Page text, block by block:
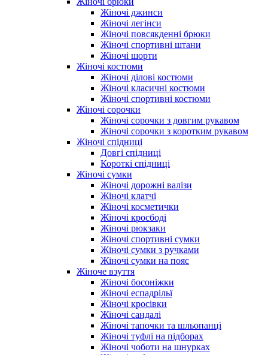
Жіночі джинси
Жіночі легінси
Жіночі повсякденні брюки
Жіночі спортивні штани
Жіночі шорти
Жіночі костюми
Жіночі ділові костюми
Жіночі класичні костюми
Жіночі спортивні костюми
Жіночі сорочки
Жіночі сорочки з довгим рукавом
Жіночі сорочки з коротким рукавом
Жіночі спідниці
Довгі спідниці
Короткі спідниці
Жіночі сумки
Жіночі дорожні валізи
Жіночі клатчі
Жіночі косметички
Жіночі кросбоді
Жіночі рюкзаки
Жіночі спортивні сумки
Жіночі сумки з ручками
Жіночі сумки на пояс
Жіноче взуття
Жіночі босоніжки
Жіночі еспадрільї
Жіночі кросівки
Жіночі сандалі
Жіночі тапочки та шльопанці
Жіночі туфлі на підборах
Жіночі чоботи на шнурках